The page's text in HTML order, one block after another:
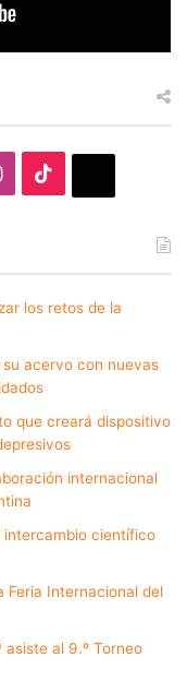
Instagram
los retos de la
acervo con nuevas
que creará dispositivo
internacional
intercambio científico
Feria Internacional del
al 9.º Torneo